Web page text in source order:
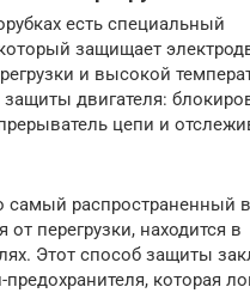
есть специальный
защищает
и высокой
двигателя:
цепи и
самый распространенный
перегрузки, находится в
Этот способ защиты
которая